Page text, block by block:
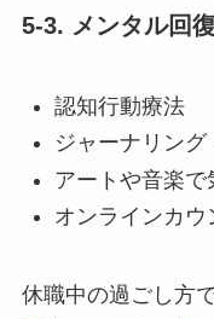
5-3. メンタル回
認知行動療法
ジャーナリング
アートや音楽で
オンラインカウ
休職中の過ごし方